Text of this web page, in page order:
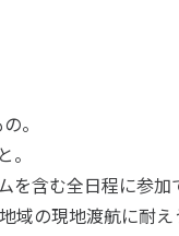
。
を含む全日程に参加
域の現地渡航に耐え